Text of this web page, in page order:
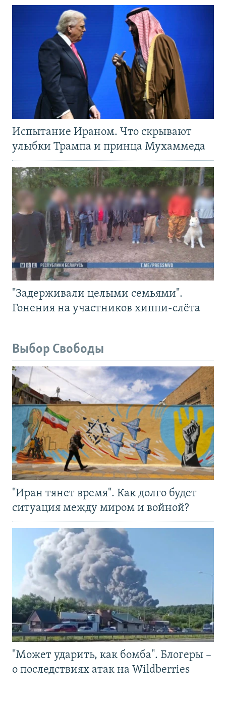
Испытание Ираном. Что скрывают
улыбки Трампа и принца Мухаммеда
"Задерживали целыми семьями".
Гонения на участников хиппи-слёта
Выбор Свободы
"Иран тянет время". Как долго будет
ситуация между миром и войной?
"Может ударить, как бомба". Блогеры –
о последствиях атак на Wildberries